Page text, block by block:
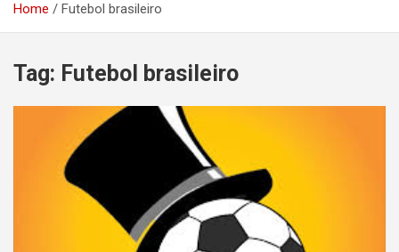
Home Futebol brasileiro
Tag: Futebol brasileiro